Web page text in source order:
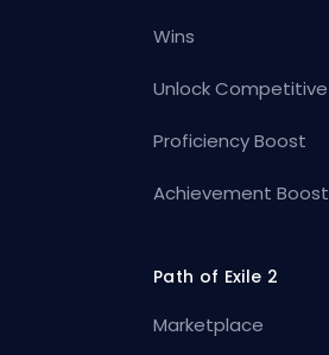
Wins
Unlock Competitive
Proficiency Boost
Achievement Boost
Path of Exile 2
Marketplace